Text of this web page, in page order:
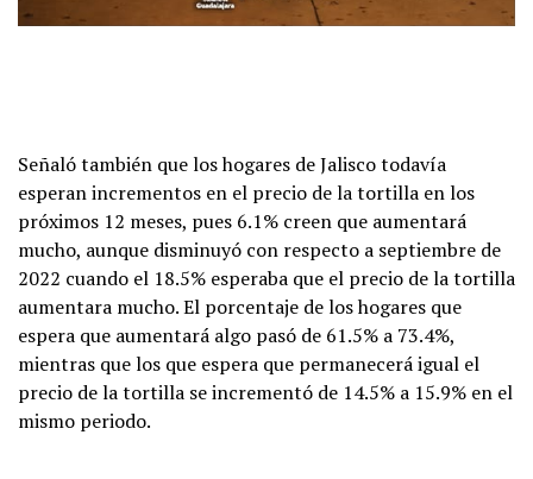
Señaló también que los hogares de Jalisco todavía
esperan incrementos en el precio de la tortilla en los
próximos 12 meses, pues 6.1% creen que aumentará
mucho, aunque disminuyó con respecto a septiembre de
2022 cuando el 18.5% esperaba que el precio de la tortilla
aumentara mucho. El porcentaje de los hogares que
espera que aumentará algo pasó de 61.5% a 73.4%,
mientras que los que espera que permanecerá igual el
precio de la tortilla se incrementó de 14.5% a 15.9% en el
mismo periodo.